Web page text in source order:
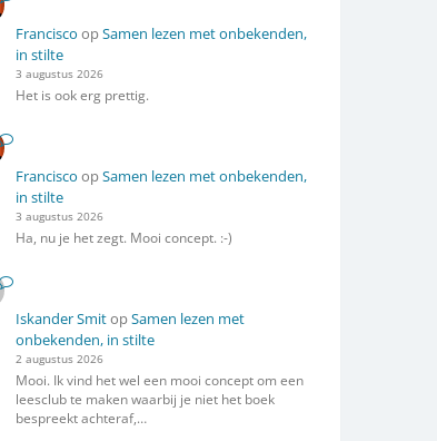
Francisco opSamen lezen met onbekenden,
in stilte
3 augustus 2026
Het is ook erg prettig.
Francisco opSamen lezen met onbekenden,
in stilte
3 augustus 2026
Ha, nu je het zegt. Mooi concept. :-)
Iskander SmitopSamen lezen met
onbekenden, in stilte
2 augustus 2026
Mooi. Ik vind het wel een mooi concept om een
leesclub te maken waarbij je niet het boek
bespreekt achteraf,…